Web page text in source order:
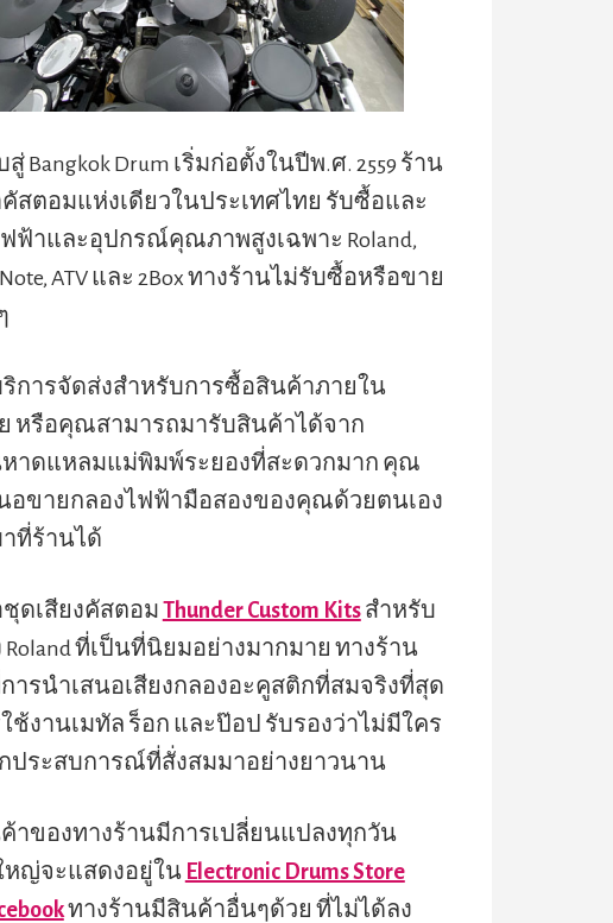
Bangkok Drum เริ่มก่อตั้งในปีพ.ศ. 2559 ร้าน
สตอมแห่งเดียวในประเทศไทย รับซื้อและ
ฟ้าและอุปกรณ์คุณภาพสูงเฉพาะ Roland,
Note, ATV และ 2Box ทางร้านไม่รับซื้อหรือขาย
การจัดส่งสำหรับการซื้อสินค้าภายใน
หรือคุณสามารถมารับสินค้าได้จาก
หาดแหลมแม่พิมพ์ระยองที่สะดวกมาก คุณ
อขายกลองไฟฟ้ามือสองของคุณด้วยตนเอง
ที่ร้านได้
ดเสียงคัสตอม Thunder Custom Kitsสำหรับ
Roland ที่เป็นที่นิยมอย่างมากมาย ทางร้าน
ารนำเสนอเสียงกลองอะคูสติกที่สมจริงที่สุด
ช้งานเมทัล ร็อก และป๊อป รับรองว่าไม่มีใคร
ประสบการณ์ที่สั่งสมมาอย่างยาวนาน
าของทางร้านมีการเปลี่ยนแปลงทุกวัน
หญ่จะแสดงอยู่ใน Electronic Drums Store
ทางร้านมีสินค้าอื่นๆด้วย ที่ไม่ได้ลง